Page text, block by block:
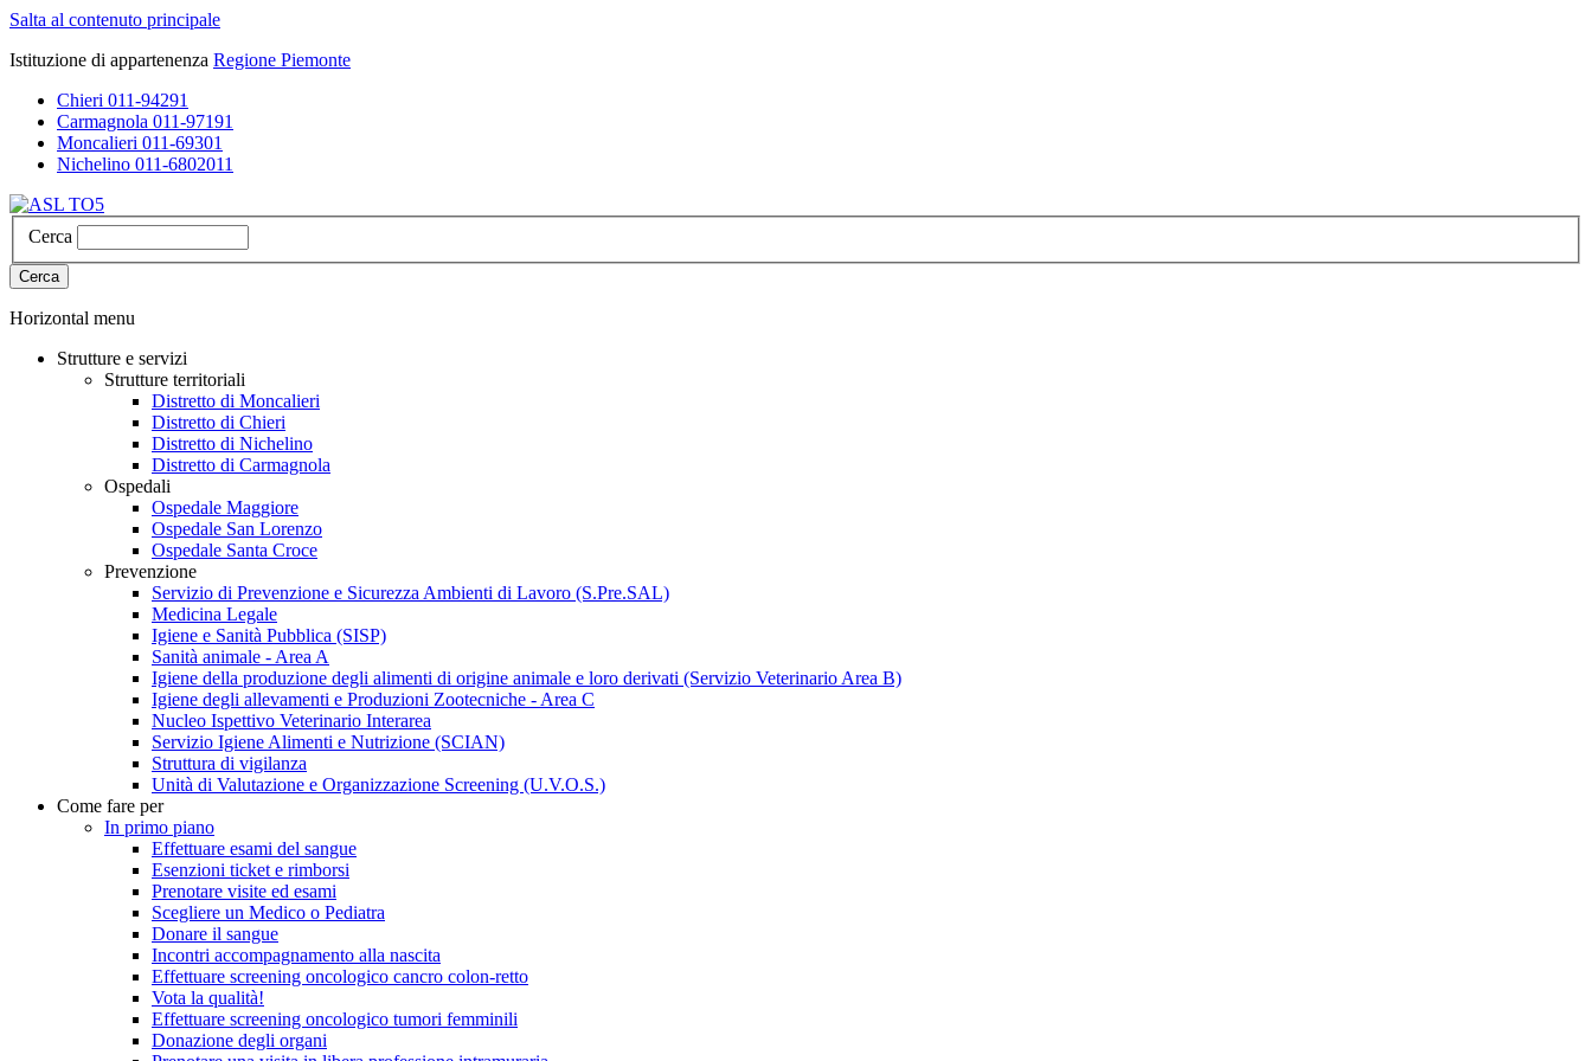
Salta al contenuto principale
Istituzione di appartenenza Regione Piemonte
Chieri 011-94291
Carmagnola 011-97191
Moncalieri 011-69301
Nichelino 011-6802011
Cerca
Cerca
Horizontal menu
Strutture e servizi
Strutture territoriali
Distretto di Moncalieri
Distretto di Chieri
Distretto di Nichelino
Distretto di Carmagnola
Ospedali
Ospedale Maggiore
Ospedale San Lorenzo
Ospedale Santa Croce
Prevenzione
Servizio di Prevenzione e Sicurezza Ambienti di Lavoro (S.Pre.SAL)
Medicina Legale
Igiene e Sanità Pubblica (SISP)
Sanità animale - Area A
Igiene della produzione degli alimenti di origine animale e loro derivati (Servizio Veterinario Area B)
Igiene degli allevamenti e Produzioni Zootecniche - Area C
Nucleo Ispettivo Veterinario Interarea
Servizio Igiene Alimenti e Nutrizione (SCIAN)
Struttura di vigilanza
Unità di Valutazione e Organizzazione Screening (U.V.O.S.)
Come fare per
In primo piano
Effettuare esami del sangue
Esenzioni ticket e rimborsi
Prenotare visite ed esami
Scegliere un Medico o Pediatra
Donare il sangue
Incontri accompagnamento alla nascita
Effettuare screening oncologico cancro colon-retto
Vota la qualità!
Effettuare screening oncologico tumori femminili
Donazione degli organi